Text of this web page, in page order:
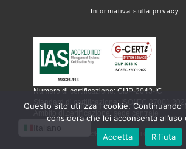
Italiano
Informativa sulla privacy
Numero di certificazione: GIJP-2043-IC
Standard di certificazione: ISO/IEC 27001:2022
©kiva corp. Tutti i diritti riservati
Questo sito utilizza i cookie. Continuando
considera che lei acconsenta all’uso
Accetta
Rifiuta